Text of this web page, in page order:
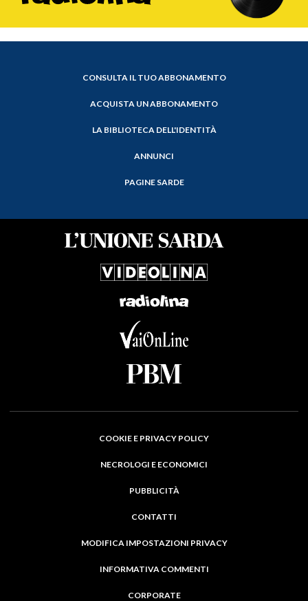
CONSULTA IL TUO ABBONAMENTO
ACQUISTA UN ABBONAMENTO
LA BIBLIOTECA DELL'IDENTITÀ
ANNUNCI
PAGINE SARDE
COOKIE E PRIVACY POLICY
NECROLOGI E ECONOMICI
PUBBLICITÀ
CONTATTI
MODIFICA IMPOSTAZIONI PRIVACY
INFORMATIVA COMMENTI
CORPORATE